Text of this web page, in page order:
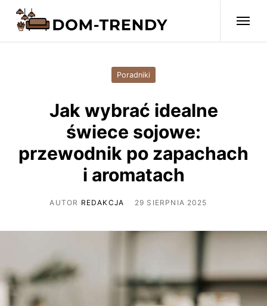
Poradniki
Jak wybrać idealne
świece sojowe:
przewodnik po zapachach
i aromatach
AUTOR REDAKCJA 29 SIERPNIA 2025